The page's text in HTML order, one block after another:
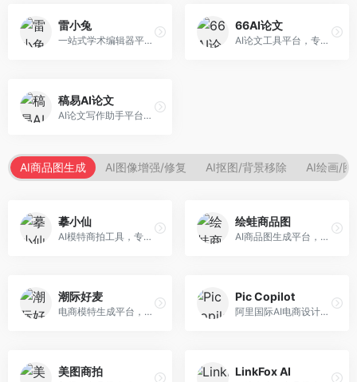
雷小兔
一站式学术编辑器平台，覆盖论文写作全流程。面向高校学生和科研人员，提供选题分析、文献检索、论文生成、查重降重等服务，操作流程清晰，学术写作效率显著提升。
66AI论文
AI论文工具平台，专注于高质量低查重论文生成。面向大学生和研究生，提供论文写作、降重修改等服务，生成内容原创度高，查重率低。
稿易AI论文
AI论文写作助手平台，提供智能化学术写作支持。面向高校学生，支持多种论文类型生成，提供参考文献管理和格式规范服务，操作流程简单。
AI商品图生成 AI图像增强/修复 AI抠图/背景移除 AI绘画/图
摹小仙
AI模特商拍工具，专注于服装电商。面向服装电商卖家，提供虚拟模特试穿、商品展示图生成等服务，模特形象多样，拍摄成本低。
绘蛙商品图
AI商品图生成平台，支持模特换装和场景生成。面向电商卖家，提供商品上身效果展示、场景化商品图生成等服务，电商营销效果显著。
潮际好麦
电商模特生成平台，支持AI虚拟模特创作。面向服装和配饰电商，提供模特试穿、商品展示、营销素材生成等服务，模特形象可定制。
Pic Copilot
阿里国际AI电商设计工具，专注于跨境电商。面向跨境电商卖家，提供商品图优化、营销海报生成、多语言适配等服务，海外市场适配性强。
美图商拍 LinkFox AI